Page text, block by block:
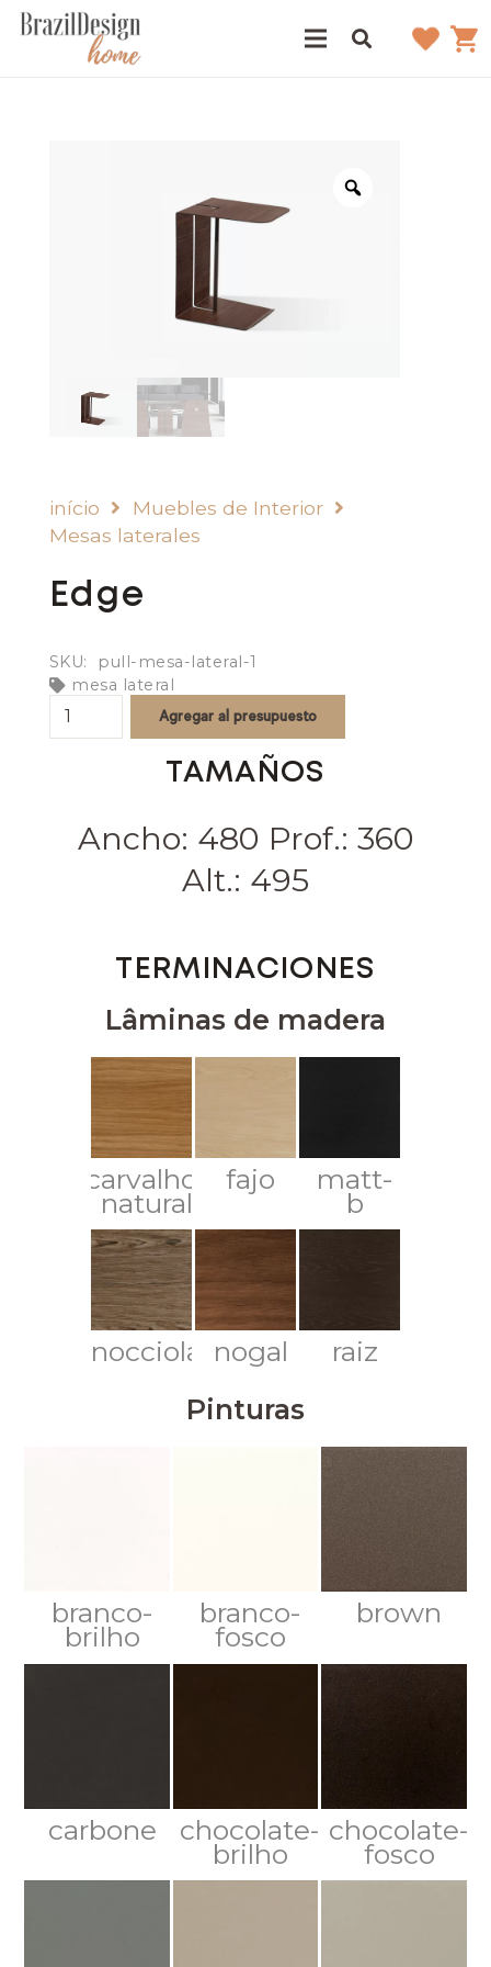
início
Muebles de Interior
Mesas laterales
Edge
SKU:
pull-mesa-lateral-1
mesa lateral
Edge
quantity
Agregar al presupuesto
TAMAÑOS
Ancho: 480 Prof.: 360
Alt.: 495
TERMINACIONES
Lâminas de madera
carvalho-
natural
fajo matt-
b
nocciola nogal
raiz
Pinturas
branco-
brilho
branco-
fosco
brown
carbone chocolate-
brilho
chocolate-
fosco